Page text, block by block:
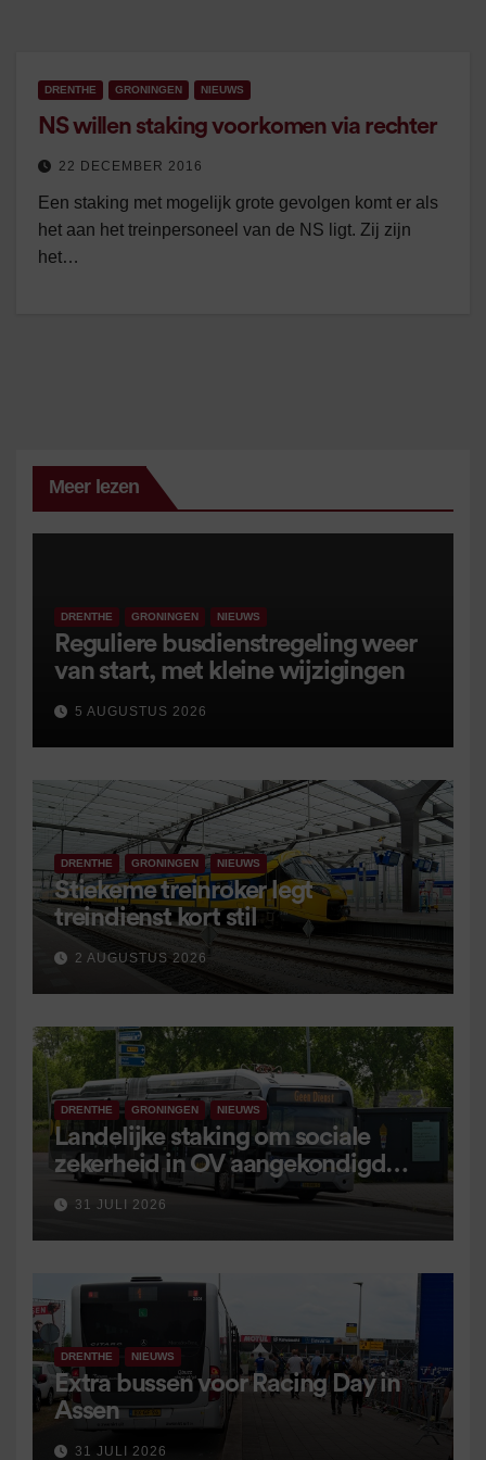
DRENTHE GRONINGEN NIEUWS
NS willen staking voorkomen via rechter
22 DECEMBER 2016
Een staking met mogelijk grote gevolgen komt er als
het aan het treinpersoneel van de NS ligt. Zij zijn
het…
Meer lezen
DRENTHE GRONINGEN NIEUWS
Reguliere busdienstregeling weer
van start, met kleine wijzigingen
5 AUGUSTUS 2026
DRENTHE GRONINGEN NIEUWS
Stiekeme treinroker legt
treindienst kort stil
2 AUGUSTUS 2026
DRENTHE GRONINGEN NIEUWS
Landelijke staking om sociale
zekerheid in OV aangekondigd
voor 9 september
31 JULI 2026
DRENTHE NIEUWS
Extra bussen voor Racing Day in
Assen
31 JULI 2026